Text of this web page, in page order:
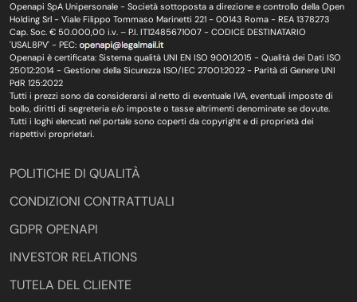
Openapi SpA Unipersonale - Società sottoposta a direzione e controllo della Open
Holding Srl - Viale Filippo Tommaso Marinetti 221 - 00143 Roma - REA 1378273
Cap. Soc. € 50.000,00 i.v. – P.I. IT12485671007 - CODICE DESTINATARIO
'USAL8PV' - PEC:
Openapi è certificata: Sistema qualità UNI EN ISO 9001:2015 - Qualità dei Dati ISO
25012:2014 - Gestione della Sicurezza ISO/IEC 27001:2022 - Parità di Genere UNI
PdR 125:2022
Tutti i prezzi sono da considerarsi al netto di eventuale IVA, eventuali imposte di
bollo, diritti di segreteria e/o imposte o tasse altrimenti denominate se dovute.
Tutti i loghi elencati nel portale sono coperti da copyright e di proprietà dei
rispettivi proprietari.
POLITICHE DI QUALITÀ
CONDIZIONI CONTRATTUALI
GDPR OPENAPI
INVESTOR RELATIONS
TUTELA DEL CLIENTE